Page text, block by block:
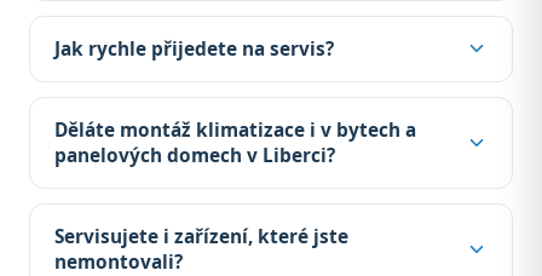
Jak rychle přijedete na servis?
Děláte montáž klimatizace i v bytech a
panelových domech v Liberci?
Servisujete i zařízení, které jste
nemontovali?